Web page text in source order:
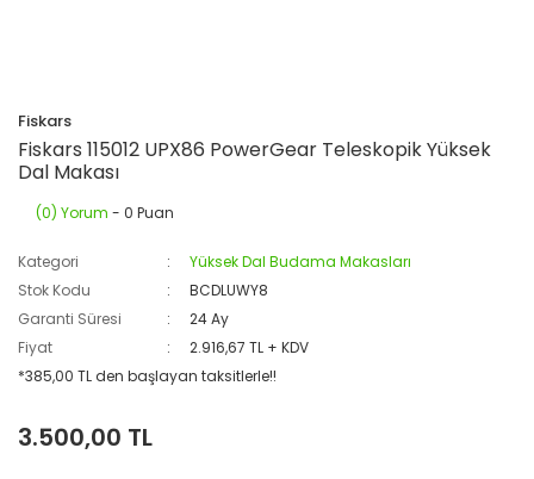
Fiskars
Fiskars 115012 UPX86 PowerGear Teleskopik Yüksek
Dal Makası
(0) Yorum - 0 Puan
Kategori
Yüksek Dal Budama Makasları
Stok Kodu
BCDLUWY8
Garanti Süresi
24 Ay
Fiyat
2.916,67 TL + KDV
*385,00 TL den başlayan taksitlerle!!
3.500,00 TL